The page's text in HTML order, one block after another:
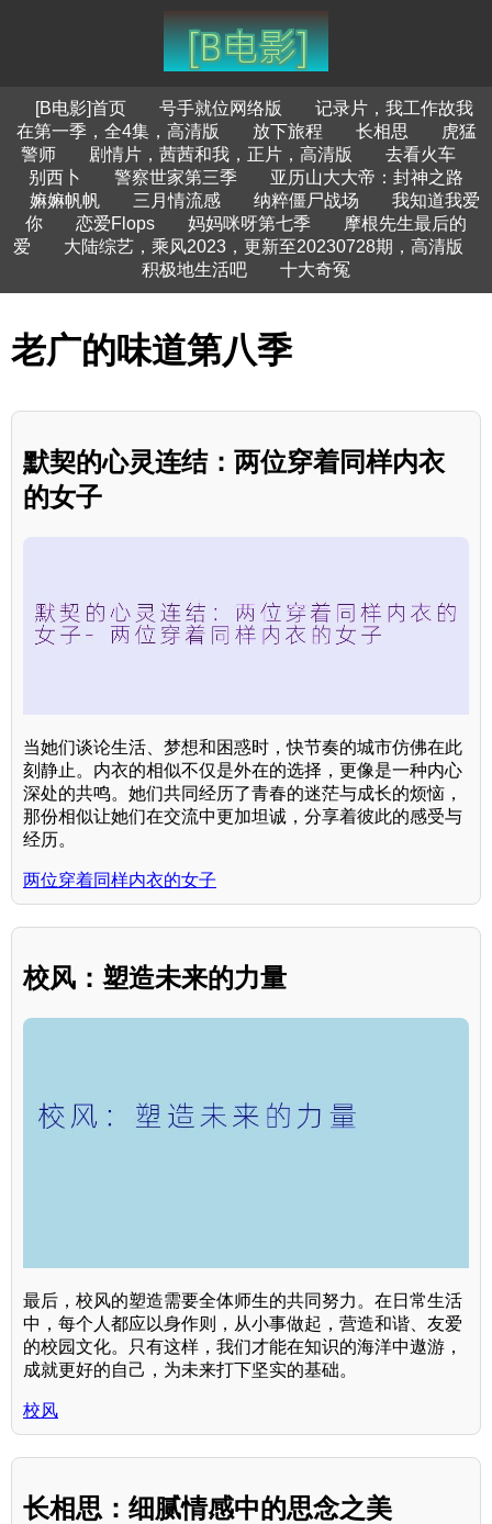
[B电影]首页 号手就位网络版
记录片，我工作故我
在第一季，全4集，高清版
放下旅程 长相思
虎猛
警师
剧情片，茜茜和我，正片，高清版
去看火车
别西卜
警察世家第三季
亚历山大大帝：封神之路
嫲嫲帆帆
三月情流感 纳粹僵尸战场
我知道我爱
你
恋爱Flops 妈妈咪呀第七季
摩根先生最后的
爱
大陆综艺，乘风2023，更新至20230728期，高清版
积极地生活吧
十大奇冤
老广的味道第八季
默契的心灵连结：两位穿着同样内衣
的女子
当她们谈论生活、梦想和困惑时，快节奏的城市仿佛在此
刻静止。内衣的相似不仅是外在的选择，更像是一种内心
深处的共鸣。她们共同经历了青春的迷茫与成长的烦恼，
那份相似让她们在交流中更加坦诚，分享着彼此的感受与
经历。
两位穿着同样内衣的女子
校风：塑造未来的力量
最后，校风的塑造需要全体师生的共同努力。在日常生活
中，每个人都应以身作则，从小事做起，营造和谐、友爱
的校园文化。只有这样，我们才能在知识的海洋中遨游，
成就更好的自己，为未来打下坚实的基础。
校风
长相思：细腻情感中的思念之美